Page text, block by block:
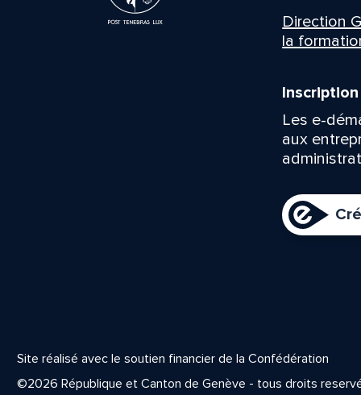
Direction
la
Les e-
aux
Site réalisé avec le soutien financier de la Confédération
©2026 République et Canton de Genève - tous droits